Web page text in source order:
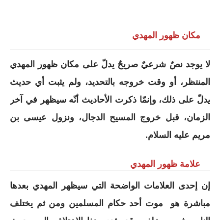
مكان ظهور المهدي
لا يوجد نصٌ شرعيٌ صريحٌ يدلّ على مكان ظهور المهدي
المنتظر، أو وقت خروجه بالتحديد، ولم يثبت أي حديث
يدلّ على ذلك، وإنمّا ذكرت الأحاديث أنّه سيظهر في آخر
الزمان، قبل خروج المسيح الدجال، ونزول عيسى بن
مريم عليه السلام.
علامة ظهور المهدي
إن إحدى العلامات الواضحة التي سيظهر المهدي بعدها
مباشرة هو موت أحد حكام المسلمين ومن ثم يختلف